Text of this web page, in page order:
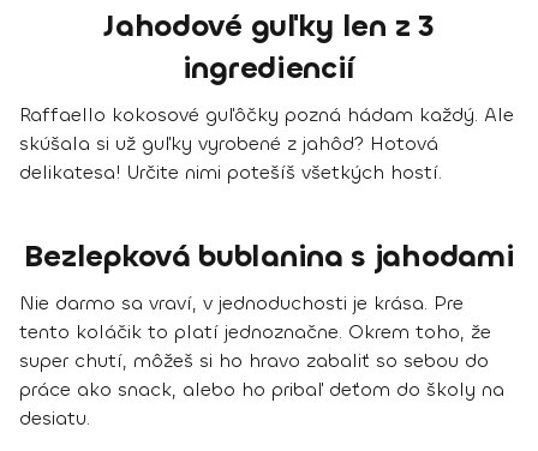
Jahodové guľky len z 3
ingrediencií
Raffaello kokosové guľôčky pozná hádam každý. Ale
skúšala si už guľky vyrobené z jahôd? Hotová
delikatesa! Určite nimi potešíš všetkých hostí.
Bezlepková bublanina s jahodami
Nie darmo sa vraví, v jednoduchosti je krása. Pre
tento koláčik to platí jednoznačne. Okrem toho, že
super chutí, môžeš si ho hravo zabaliť so sebou do
práce ako snack, alebo ho pribaľ deťom do školy na
desiatu.